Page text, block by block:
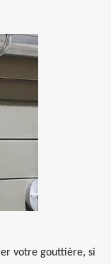
votre gouttière, si